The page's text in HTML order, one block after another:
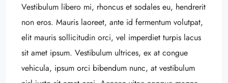
Vestibulum libero mi, rhoncus et sodales eu, hendrerit
non eros. Mauris laoreet, ante id fermentum volutpat,
elit mauris sollicitudin orci, vel imperdiet turpis lacus
sit amet ipsum. Vestibulum ultrices, ex at congue
vehicula, ipsum orci bibendum nunc, at vestibulum